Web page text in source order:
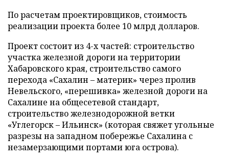
По расчетам проектировщиков, стоимость
реализации проекта более 10 млрд долларов.
Проект состоит из 4-х частей: строительство
участка железной дороги на территории
Хабаровского края, строительство самого
перехода «Сахалин – материк» через пролив
Невельского, «перешивка» железной дороги на
Сахалине на общесетевой стандарт,
строительство железнодорожной ветки
«Углегорск – Ильинск» (которая свяжет угольные
разрезы на западном побережье Сахалина с
незамерзающими портами юга острова).